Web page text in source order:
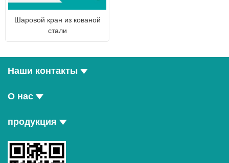
Шаровой кран из кованой
стали
Наши контакты
О нас
продукция